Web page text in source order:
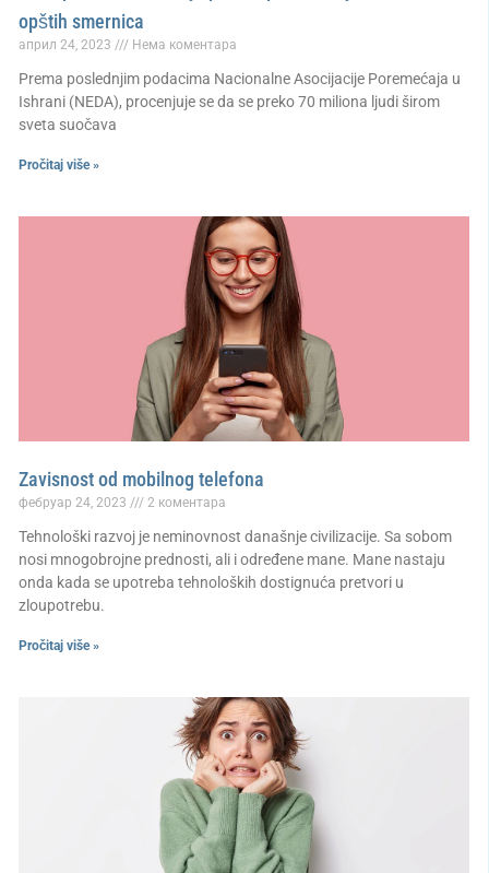
opštih smernica
април 24, 2023 Нема коментара
Prema poslednjim podacima Nacionalne Asocijacije Poremećaja u
Ishrani (NEDA), procenjuje se da se preko 70 miliona ljudi širom
sveta suočava
Pročitaj više »
Zavisnost od mobilnog telefona
фебруар 24, 2023 2 коментара
Tehnološki razvoj je neminovnost današnje civilizacije. Sa sobom
nosi mnogobrojne prednosti, ali i određene mane. Mane nastaju
onda kada se upotreba tehnoloških dostignuća pretvori u
zloupotrebu.
Pročitaj više »